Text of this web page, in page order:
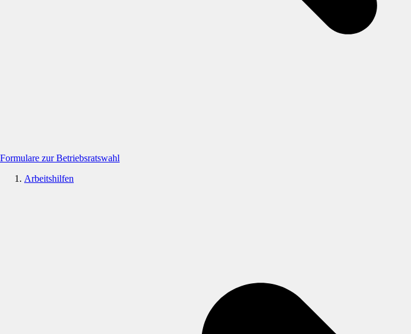
Formulare zur Betriebsratswahl
Arbeitshilfen